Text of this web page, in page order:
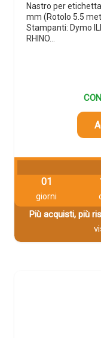
Nastro per
mm (Rotolo 5.5
Stampanti: Dymo
RHINO…
01
giorni
Più acquisti, più